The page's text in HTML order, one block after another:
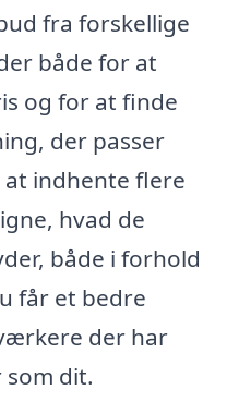
fra forskellige
både for at
og for at finde
der passer
at indhente flere
hvad de
både i forhold
får et bedre
der har
dit.